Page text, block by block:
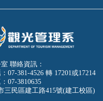
聯絡資訊：
07-381-4526 轉 17201或17214
07-3810635
三民區建工路415號(建工校區)